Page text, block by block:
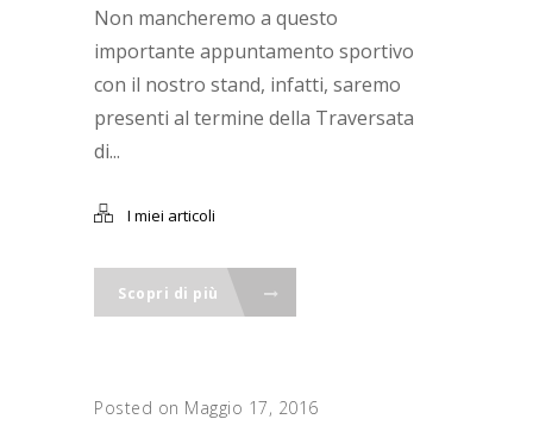
Non mancheremo a questo
importante appuntamento sportivo
con il nostro stand, infatti, saremo
presenti al termine della Traversata
di...
I miei articoli
Scopri di più
Posted on Maggio 17, 2016